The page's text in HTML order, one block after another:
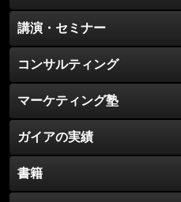
講演・セミナー
コンサルティング
マーケティング塾
ガイアの実績
書籍